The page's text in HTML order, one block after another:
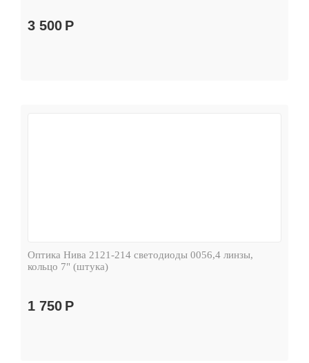
3 500 Р
Оптика Нива 2121-214 светодиоды 0056,4 линзы,
кольцо 7" (штука)
1 750 Р